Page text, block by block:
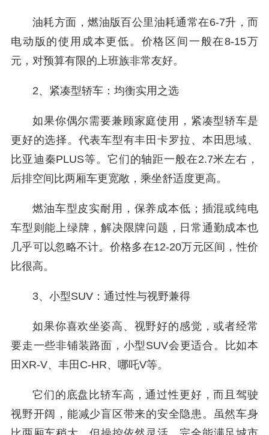
油耗方面，燃油版百公里油耗通常在6-7升，而
电动版的使用成本更低。价格区间一般在8-15万
元，对预算有限的上班族非常友好。
2、紧凑型轿车：均衡实用之选
如果你偶尔需要兼顾家庭使用，紧凑型轿车是
更好的选择。代表车型有丰田卡罗拉、本田思域、
比亚迪秦PLUS等。它们的轴距一般在2.7米左右，
后排空间比两厢车更宽敞，乘坐舒适度更高。
燃油车型皮实耐用，保养成本低；插混或纯电
车型则能上绿牌，解决限牌问题，日常通勤成本也
几乎可以忽略不计。价格多在12-20万元区间，性价
比很高。
3、小型SUV：通过性与视野兼得
如果你喜欢坐姿高、视野好的感觉，或者经常
要走一些非铺装路面，小型SUV会更适合。比如本
田XR-V、丰田C-HR、哪吒V等。
它们的底盘比轿车高，通过性更好，而且驾驶
视野开阔，能减少盲区带来的安全隐患。虽然车身